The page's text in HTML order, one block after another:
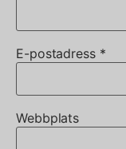
E-postadress *
Webbplats